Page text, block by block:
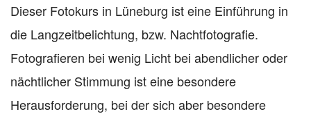
Dieser Fotokurs in Lüneburg ist eine Einführung in
die Langzeitbelichtung, bzw. Nachtfotografie.
Fotografieren bei wenig Licht bei abendlicher oder
nächtlicher Stimmung ist eine besondere
Herausforderung, bei der sich aber besondere